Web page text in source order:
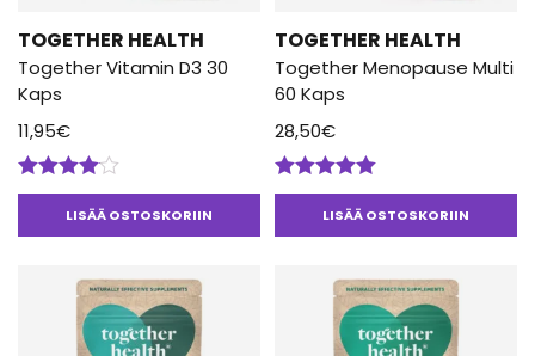
TOGETHER HEALTH
Together Vitamin D3 30
Kaps
11,95€
Arvostelu
tuotteesta:LISÄÄ OSTOSKORIIN
TOGETHER HEALTH
Together Menopause Multi
60 Kaps
28,50€
Arvostelu
tuotteesta:LISÄÄ OSTOSKORIIN